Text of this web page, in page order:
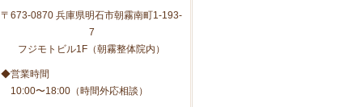
〒673-0870 兵庫県明石市朝霧南町1-193-
7
フジモトビル1F（朝霧整体院内）
◆営業時間
10:00〜18:00（時間外応相談）